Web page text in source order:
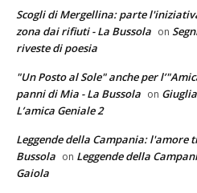
Scogli di Mergellina: parte
zona dai rifiuti - La Bussola on
riveste di poesia
"Un Posto al Sole" anche per
panni di Mia - La Bussola on
L’amica Geniale 2
Leggende della Campania: l'amore
Bussola on Leggende della
Gaiola